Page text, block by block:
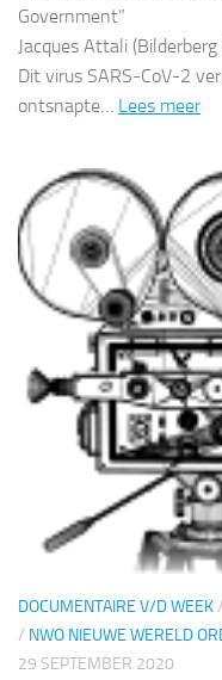
Government”
Jacques Attali (Bilderberg
Dit virus SARS-CoV-2
ontsnapte… Lees meer
DOCUMENTAIRE V/D WEEK/
/ NWO NIEUWE WERELD
29 SEPTEMBER 2020